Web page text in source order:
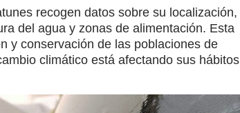
recogen datos sobre su localización,
del agua y zonas de alimentación. Esta
y conservación de las poblaciones de
climático está afectando sus hábitos